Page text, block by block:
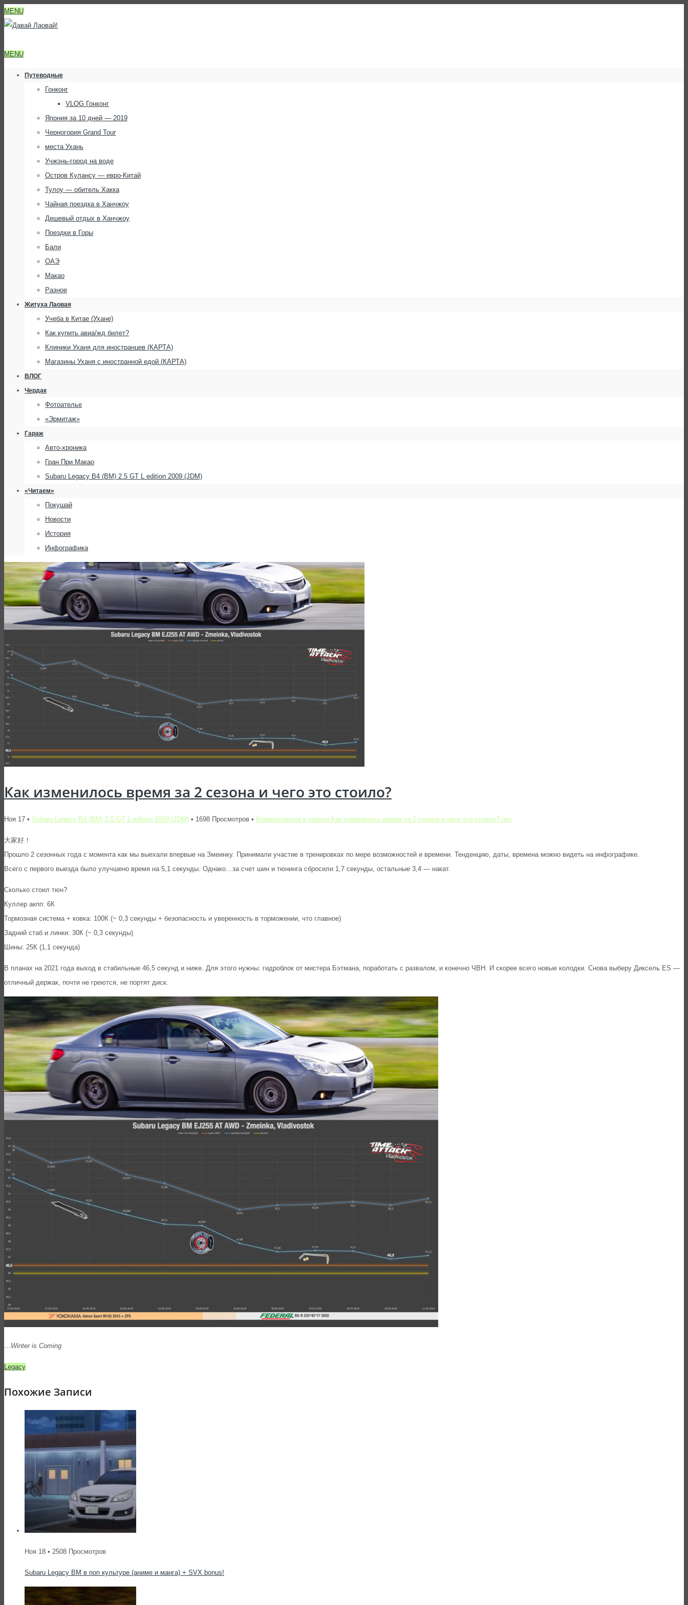
MENU
MENU
Путеводные
Гонконг
VLOG Гонконг
Япония за 10 дней — 2019
Черногория Grand Tour
места Ухань
Учжэнь-город на воде
Остров Кулансу — евро-Китай
Тулоу — обитель Хакка
Чайная поездка в Ханчжоу
Дешевый отдых в Ханчжоу
Поездки в Горы
Бали
ОАЭ
Макао
Разное
Житуха Лаовая
Учеба в Китае (Ухане)
Как купить авиа/жд билет?
Клиники Уханя для иностранцев (КАРТА)
Магазины Уханя с иностранной едой (КАРТА)
ВЛОГ
Чердак
Фотоателье
«Эрмитаж»
Гараж
Авто-хроника
Гран При Макао
Subaru Legacy B4 (BM) 2.5 GT L edition 2009 (JDM)
«Читаем»
Покушай
Новости
История
Инфографика
Как изменилось время за 2 сезона и чего это стоило?
Ноя 17 • Subaru Legacy B4 (BM) 2.5 GT L edition 2009 (JDM) • 1698 Просмотров • Комментариев к записи Как изменилось время за 2 сезона и чего это стоило? нет
大家好！
Прошло 2 сезонных года с момента как мы выехали впервые на Змеинку. Принимали участие в тренировках по мере возможностей и времени. Тенденцию, даты, времена можно видеть на инфографике.
Всего с первого выезда было улучшено время на 5,1 секунды. Однако…за счет шин и тюнинга сбросили 1,7 секунды, остальные 3,4 — накат.
Сколько стоил тюн?
Куллер акпп: 6К
Тормозная система + ковка: 100К (~ 0,3 секунды + безопасность и уверенность в торможении, что главное)
Задний стаб и линки: 30К (~ 0,3 секунды)
Шины: 25К (1,1 секунда)
В планах на 2021 года выход в стабильные 46,5 секунд и ниже. Для этого нужны: гидроблок от мистера Бэтмана, поработать с развалом, и конечно ЧВН. И скорее всего новые колодки. Снова выберу Диксель ES —
отличный держак, почти не греются, не портят диск.
…Winter is Coming
Legacy
Похожие Записи
Ноя 18 • 2508 Просмотров
Subaru Legacy BM в поп культуре (аниме и манга) + SVX bonus!